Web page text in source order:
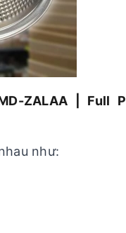
ZALAA | Full
như: